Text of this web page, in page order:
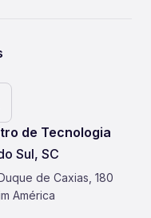
de Tecnologia
Sul, SC
de Caxias, 180
América